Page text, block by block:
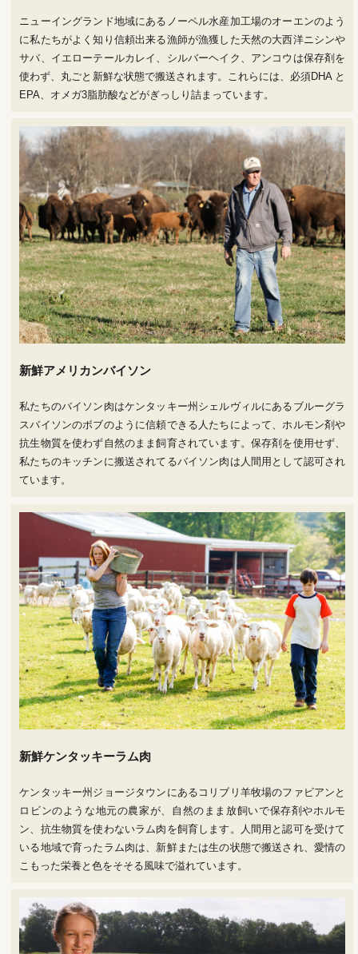
ニューイングランド地域にあるノーペル水産加工場のオーエンのよう
に私たちがよく知り信頼出来る漁師が漁獲した天然の大西洋ニシンや
サバ、イエローテールカレイ、シルバーヘイク、アンコウは保存剤を
使わず、丸ごと新鮮な状態で搬送されます。これらには、必須DHA と
EPA、オメガ3脂肪酸などがぎっしり詰まっています。
新鮮アメリカンバイソン
私たちのバイソン肉はケンタッキー州シェルヴィルにあるブルーグラ
スバイソンのボブのように信頼できる人たちによって、ホルモン剤や
抗生物質を使わず自然のまま飼育されています。保存剤を使用せず、
私たちのキッチンに搬送されてるバイソン肉は人間用として認可され
ています。
新鮮ケンタッキーラム肉
ケンタッキー州ジョージタウンにあるコリブリ羊牧場のファビアンと
ロビンのような地元の農家が、自然のまま放飼いで保存剤やホルモ
ン、抗生物質を使わないラム肉を飼育します。人間用と認可を受けて
いる地域で育ったラム肉は、新鮮または生の状態で搬送され、愛情の
こもった栄養と色をそそる風味で溢れています。